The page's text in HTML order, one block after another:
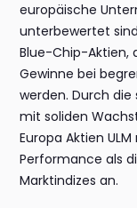
europäische
unterbewertet
Blue-Chip-Aktien,
Gewinne bei
werden. Durch
mit soliden
Europa Aktien
Performance als
Marktindizes an.